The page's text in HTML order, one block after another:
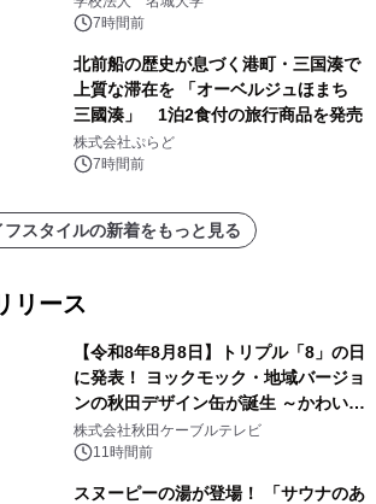
7時間前
北前船の歴史が息づく港町・三国湊で
上質な滞在を 「オーベルジュほまち
三國湊」 1泊2食付の旅行商品を発売
株式会社ぷらど
7時間前
フスタイルの新着をもっと見る
リース
【令和8年8月8日】トリプル「8」の日
に発表！ ヨックモック・地域バージョ
ンの秋田デザイン缶が誕生 ～かわいい
秋田犬の子犬と秋田の四季と名所を巡
るパッケージ～ 9月1日(火)秋田県内で
株式会社秋田ケーブルテレビ
11時間前
スヌーピーの湯が登場！ 「サウナのあ